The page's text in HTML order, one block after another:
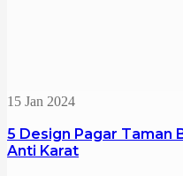
15 Jan 2024
5 Design Pagar Taman
Anti Karat